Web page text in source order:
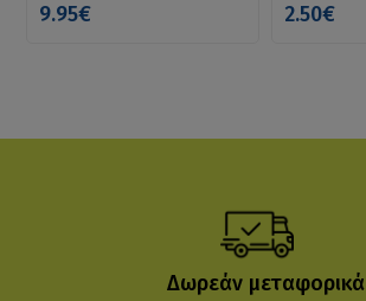
9.95€ 2.50€
Δωρεάν μεταφορικά